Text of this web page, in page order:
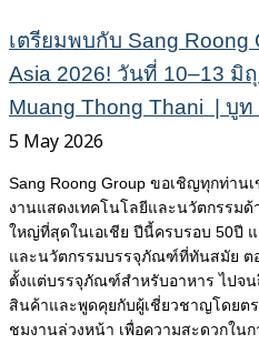
เตรียมพบกับ Sang Roong
Asia 2026! วันที่ 10–13 มิ
Muang Thong Thani | บูท
5 May 2026
Sang Roong Group ขอเชิญทุกท่าน
งานแสดงเทคโนโลยีและนวัตกรรม
ใหญ่ที่สุดในเอเชีย ปีนี้ครบรอบ 50ปี
และนวัตกรรมบรรจุภัณฑ์ที่ทันสมัย ต
ตั้งแต่บรรจุภัณฑ์สำหรับอาหาร ไปจ
สินค้าและพูดคุยกับผู้เชี่ยวชาญโดยต
ชมงานล่วงหน้า เพื่อความสะดวกในก